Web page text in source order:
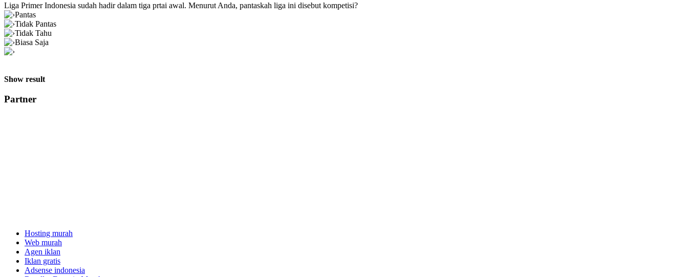
Liga Primer Indonesia sudah hadir dalam tiga prtai awal. Menurut Anda, pantaskah liga ini disebut kompetisi?
Pantas
Tidak Pantas
Tidak Tahu
Biasa Saja
Show result
Partner
Web murah
Agen iklan
Iklan gratis
Adsense indonesia
Reseller Domain Murah